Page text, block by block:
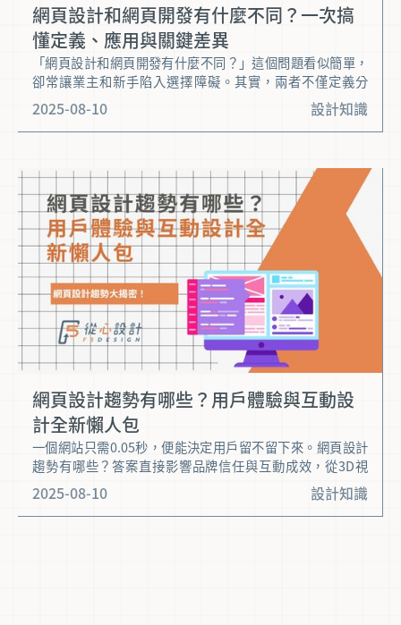
網頁設計和網頁開發有什麼不同？一次搞
懂定義、應用與關鍵差異
「網頁設計和網頁開發有什麼不同？」這個問題看似簡單，
卻常讓業主和新手陷入選擇障礙。其實，兩者不僅定義分
明，工作內容、技能需求與成效呈現都各具特色。 全面剖析
這兩大領域，讓你一次搞懂關鍵差異、應用場景與最佳合作
方式，為網站需求或職涯規劃找到最合適的答案。讓我們深
2025-08-10 設計知識
網頁設計趨勢有哪些？用戶體驗與互動設
計全新懶人包
一個網站只需0.05秒，便能決定用戶留不留下來。網頁設計
趨勢有哪些？答案直接影響品牌信任與互動成效，從3D視
覺、AI智慧設計，到ESG永續與無障礙體驗，每一項設計語
言的演變，都在重塑使用者的期望。 這份懶人包將帶你掌握
2025年最具代表性的當前設計趨勢，理解如何運用最新技術
2025-08-10 設計知識